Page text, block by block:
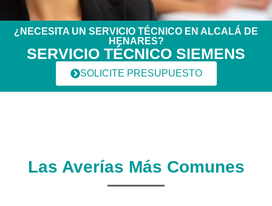
¿NECESITA UN SERVICIO TÉCNICO EN ALCALÁ DE
HENARES?
SERVICIO TÉCNICO SIEMENS
SOLICITE PRESUPUESTO
Las Averías Más Comunes